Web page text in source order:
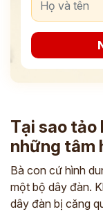
Tại sao tảo
những tâm
Bà con cứ hình
một bộ dây đàn.
dây đàn bị căng